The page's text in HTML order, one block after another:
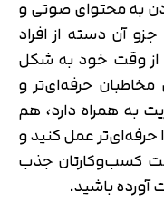
به محتوای صوتی و
آن دسته از افراد
وقت خود به شکل
مخاطبان حرفه‌ای‌تر و
به همراه دارد، هم
حرفه‌ای‌تر عمل کنید و
کسب‌وکارتان جذب
آورده باشید.